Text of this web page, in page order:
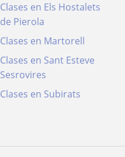
Clases en Els Hostalets
de Pierola
Clases en Martorell
Clases en Sant Esteve
Sesrovires
Clases en Subirats